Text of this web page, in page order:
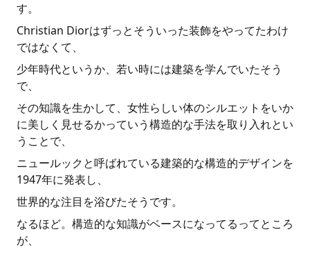
す。
Christian Diorはずっとそういった装飾をやってたわけ
ではなくて、
少年時代というか、若い時には建築を学んでいたそう
で、
その知識を生かして、女性らしい体のシルエットをいか
に美しく見せるかっていう構造的な手法を取り入れとい
うことで、
ニュールックと呼ばれている建築的な構造的デザインを
1947年に発表し、
世界的な注目を浴びたそうです。
なるほど。構造的な知識がベースになってるってところ
が、